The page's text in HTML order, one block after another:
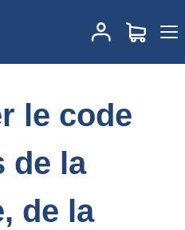
Bien utiliser le code
la salaison et des conserves de
le code
de la
de la